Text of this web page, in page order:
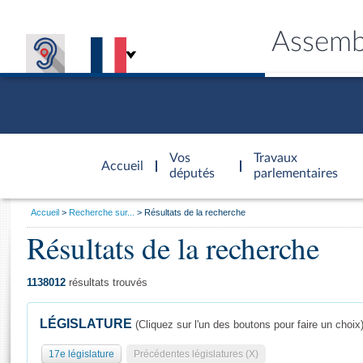
Accueil
d'accueil
Vos
députés
Travaux
parlementaires
Général
Vous
Accueil Recherche sur... Résultats de la recherche
Résultats de la recherche
1138012 résultats trouvés
LÉGISLATURE (Cliquez sur l'un des boutons pour faire un choix)
17e législature Précédentes législatures (X)